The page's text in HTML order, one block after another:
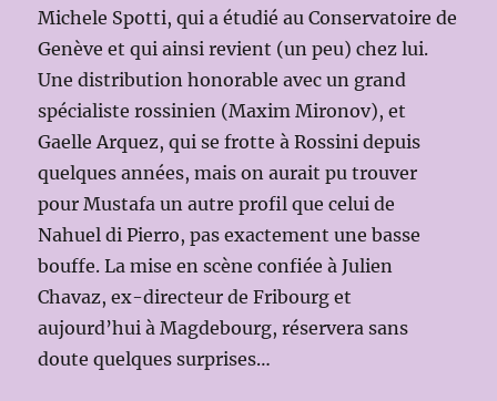
Michele Spotti, qui a étudié au Conservatoire de
Genève et qui ainsi revient (un peu) chez lui.
Une distribution honorable avec un grand
spécialiste rossinien (Maxim Mironov), et
Gaelle Arquez, qui se frotte à Rossini depuis
quelques années, mais on aurait pu trouver
pour Mustafa un autre profil que celui de
Nahuel di Pierro, pas exactement une basse
bouffe. La mise en scène confiée à Julien
Chavaz, ex-directeur de Fribourg et
aujourd’hui à Magdebourg, réservera sans
doute quelques surprises…